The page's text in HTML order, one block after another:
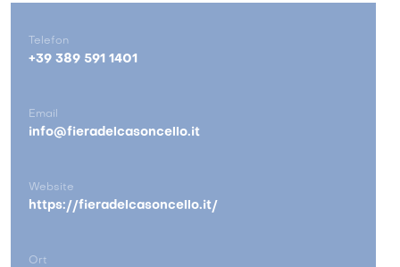
Telefon
+39 389 591 1401
Email
info@fieradelcasoncello.it
Website
https://fieradelcasoncello.it/
Ort